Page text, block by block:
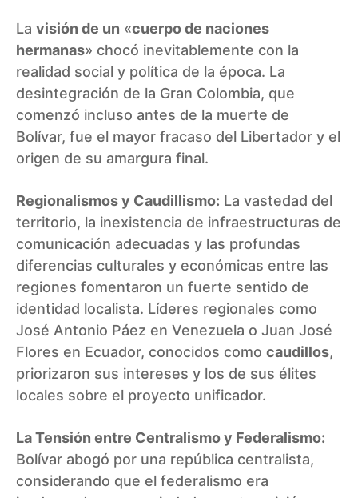
La visión de un «cuerpo de naciones
hermanas» chocó inevitablemente con la
realidad social y política de la época. La
desintegración de la Gran Colombia, que
comenzó incluso antes de la muerte de
Bolívar, fue el mayor fracaso del Libertador y el
origen de su amargura final.
Regionalismos y Caudillismo: La vastedad del
territorio, la inexistencia de infraestructuras de
comunicación adecuadas y las profundas
diferencias culturales y económicas entre las
regiones fomentaron un fuerte sentido de
identidad localista. Líderes regionales como
José Antonio Páez en Venezuela o Juan José
Flores en Ecuador, conocidos como caudillos,
priorizaron sus intereses y los de sus élites
locales sobre el proyecto unificador.
La Tensión entre Centralismo y Federalismo:
Bolívar abogó por una república centralista,
considerando que el federalismo era